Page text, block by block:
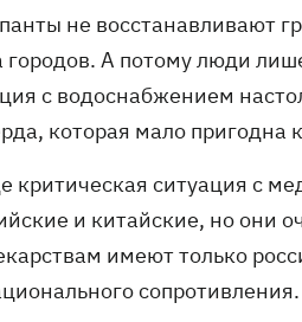
не восстанавливают
городов. А потому люди
с водоснабжением
которая мало пригодна
критическая ситуация с
и китайские, но они
имеют только
сопротивления.